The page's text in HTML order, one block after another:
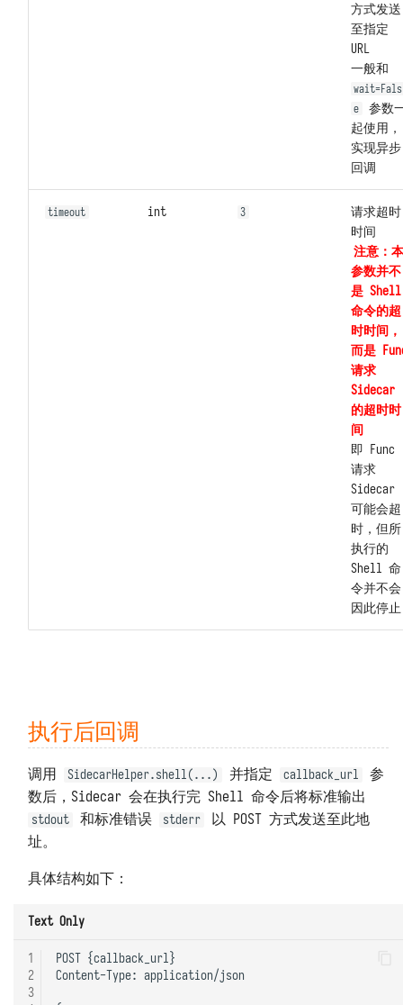
方式发送
至指定
URL
一般和
wait=Fals
e
参数
起使用，
实现异步
回调
timeout int 3
请求超时
时间
注意：本
参数并不
是 Shell
命令的超
时时间，
而是
请求
Sidecar
的超时时
间
即 Func
请求
Sidecar
可能会超
时，但所
执行的
Shell 命
令并不会
因此停止
执行后回调
调用 SidecarHelper.shell(...) 并指定 callback_url
参
数后，Sidecar 会在执行完 Shell 命令后将标准输出
stdout 和标准错误 stderr
以 POST 方式发送至此地
址。
具体结构如下：
Text Only
1
2
3
POST {callback_url}
Content-Type: application/json